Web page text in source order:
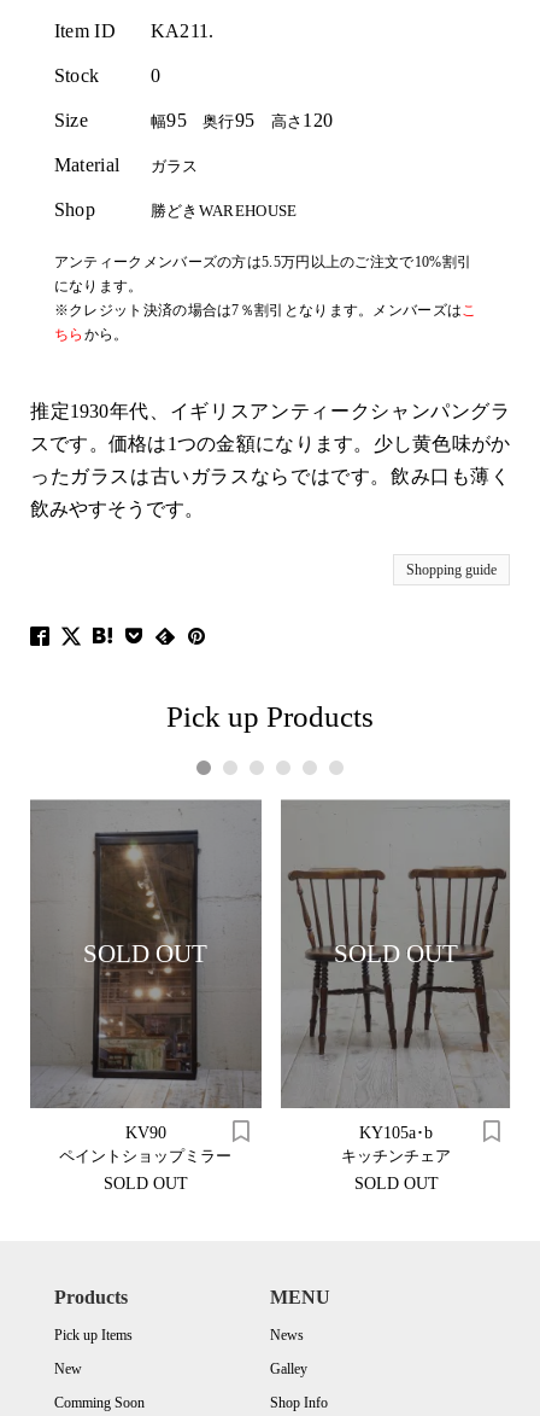
Item ID KA211.
Stock 0
Size 幅95奥行95 高さ 120
Material ガラス
Shop 勝どきWAREHOUSE
アンティークメンバーズの方は5.5万円以上のご注文で10%割引
になります。
※クレジット決済の場合は7％割引となります。メンバーズはこ
ちら から。
推定1930年代、イギリスアンティークシャンパングラ
スです。価格は1つの金額になります。少し黄色味がか
ったガラスは古いガラスならではです。飲み口も薄く
飲みやすそうです。
Shopping guide
Pick up Products
SOLD OUT
KV90
ペイントショップミラー
SOLD OUT
SOLD OUT
KY105a･b
キッチンチェア
SOLD OUT
1 2 3 4 5 6
Products
Pick up Items
New
Comming Soon
MENU
News
Galley
Shop Info